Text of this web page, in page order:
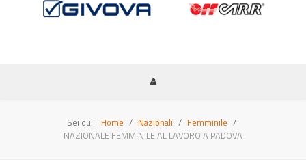
Sei qui: Home Nazionali
Femminile
NAZIONALE FEMMINILE AL LAVORO A PADOVA